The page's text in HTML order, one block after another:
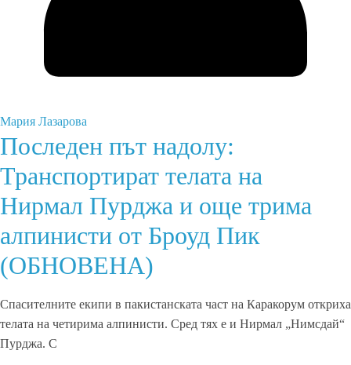
Мария Лазарова
Последен път надолу:
Транспортират телата на
Нирмал Пурджа и още трима
алпинисти от Броуд Пик
(ОБНОВЕНА)
Спасителните екипи в пакистанската част на Каракорум откриха
телата на четирима алпинисти. Сред тях е и Нирмал „Нимсдай“
Пурджа. С